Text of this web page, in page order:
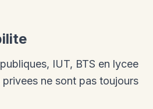
IUT, BTS en lycee
ne sont pas toujours